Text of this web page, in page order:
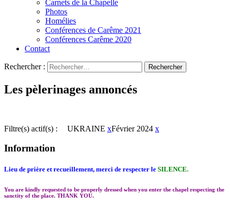
Carnets de la Chapelle
Photos
Homélies
Conférences de Carême 2021
Conférences Carême 2020
Contact
Rechercher :
Les pèlerinages annoncés
Filtre(s) actif(s) : UKRAINE xFévrier 2024 x
Information
Lieu de prière et recueillement, merci de respecter le SILENCE.
You are kindly requested to be properly dressed when you enter the chapel respecting the
sanctity of the place. THANK YOU.